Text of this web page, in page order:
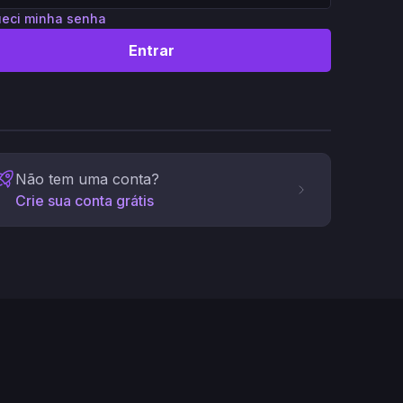
minha senha
Entrar
Não tem uma conta?
Crie sua conta grátis